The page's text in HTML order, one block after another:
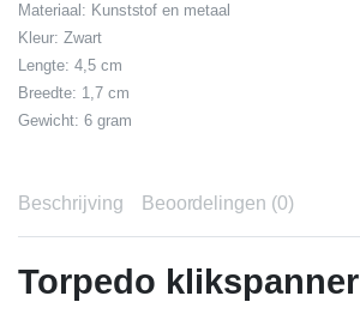
Materiaal: Kunststof en metaal
Kleur: Zwart
Lengte: 4,5 cm
Breedte: 1,7 cm
Gewicht: 6 gram
Beschrijving Beoordelingen (0)
Torpedo klikspanner